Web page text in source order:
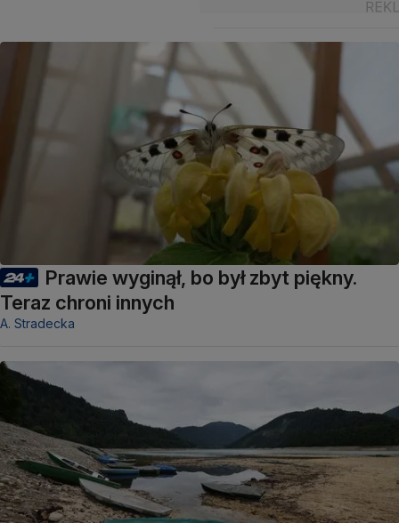
Prawie wyginął, bo był zbyt piękny.
Teraz chroni innych
A. Stradecka